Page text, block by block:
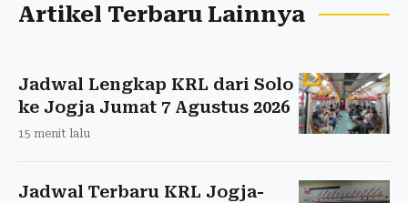
Artikel Terbaru Lainnya
Jadwal Lengkap KRL dari Solo
ke Jogja Jumat 7 Agustus 2026
15 menit lalu
Jadwal Terbaru KRL Jogja-